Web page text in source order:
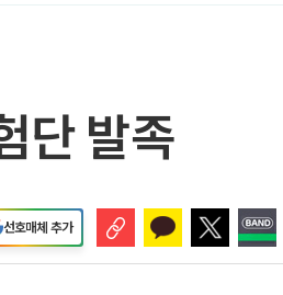
단 발족
선호매체 추가